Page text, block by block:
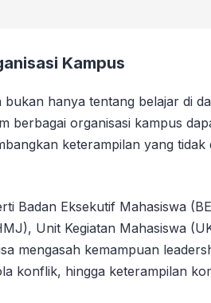
Kampus
hanya tentang belajar di
berbagai organisasi kampus
keterampilan yang tidak
Badan Eksekutif Mahasiswa
Unit Kegiatan Mahasiswa
mengasah kemampuan
konflik, hingga keterampilan